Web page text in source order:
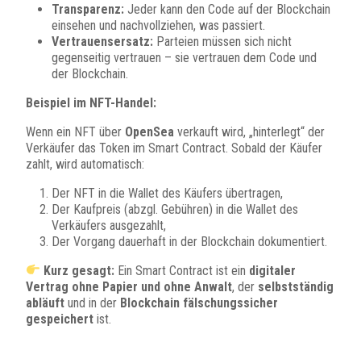
Transparenz: Jeder kann den Code auf der Blockchain
einsehen und nachvollziehen, was passiert.
Vertrauensersatz: Parteien müssen sich nicht
gegenseitig vertrauen – sie vertrauen dem Code und
der Blockchain.
Beispiel im NFT-Handel:
Wenn ein NFT über OpenSea verkauft wird, „hinterlegt“ der
Verkäufer das Token im Smart Contract. Sobald der Käufer
zahlt, wird automatisch:
Der NFT in die Wallet des Käufers übertragen,
Der Kaufpreis (abzgl. Gebühren) in die Wallet des
Verkäufers ausgezahlt,
Der Vorgang dauerhaft in der Blockchain dokumentiert.
Kurz gesagt: Ein Smart Contract ist ein digitaler
Vertrag ohne Papier und ohne Anwalt, der selbstständig
abläuft und in der Blockchain fälschungssicher
gespeichert ist.